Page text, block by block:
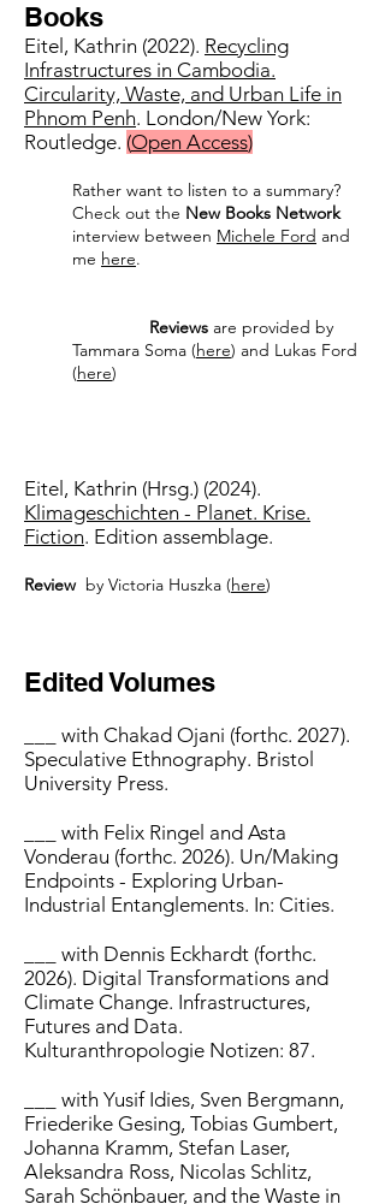
Books
Eitel, Kathrin (2022). Recycling
Infrastructures in Cambodia.
Circularity, Waste, and Urban Life in
Phnom Penh. London/New York:
Routledge. (Open Access)
Rather want to listen to a summary?
Check out the New Books Network
interview between Michele Ford and
me here.
Reviews are provided by
Tammara Soma (here) and Lukas Ford
(here)
Eitel, Kathrin (Hrsg.) (2024).
Klimageschichten - Planet. Krise.
Fiction. Edition assemblage.
Review by Victoria Huszka (here)
Edited Volumes
___ with Chakad Ojani (forthc. 2027).
Speculative Ethnography. Bristol
University Press.
with Felix Ringel and Asta
Vonderau (forthc. 2026). Un/Making
Endpoints - Exploring Urban-
Industrial Entanglements. In: Cities.
___ with Dennis Eckhardt (forthc.
2026). Digital Transformations and
Climate Change. Infrastructures,
Futures and Data.
Kulturanthropologie Notizen: 87.
with Yusif Idies, Sven Bergmann,
Friederike Gesing, Tobias Gumbert,
Johanna Kramm, Stefan Laser,
Aleksandra Ross, Nicolas Schlitz,
Sarah Schönbauer, and the Waste in